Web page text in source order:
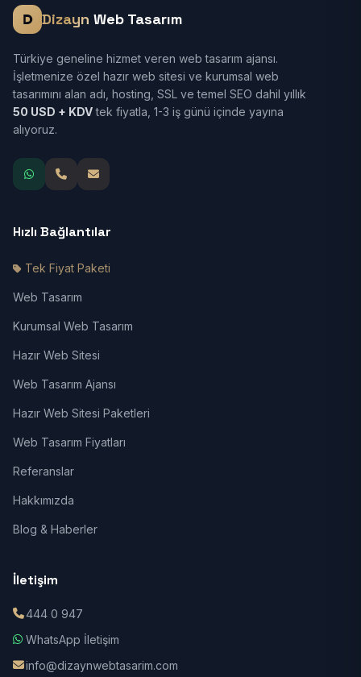
Dizayn Web Tasarım
Türkiye geneline hizmet veren web tasarım ajansı.
İşletmenize özel hazır web sitesi ve kurumsal web
tasarımını alan adı, hosting, SSL ve temel SEO dahil yıllık
50 USD + KDVtek fiyatla, 1-3 iş günü içinde yayına
alıyoruz.
Hızlı Bağlantılar
Tek Fiyat Paketi
Web Tasarım
Kurumsal Web Tasarım
Hazır Web Sitesi
Web Tasarım Ajansı
Hazır Web Sitesi Paketleri
Web Tasarım Fiyatları
Referanslar
Hakkımızda
Blog & Haberler
İletişim
444 0 947
WhatsApp İletişim
info@dizaynwebtasarim.com